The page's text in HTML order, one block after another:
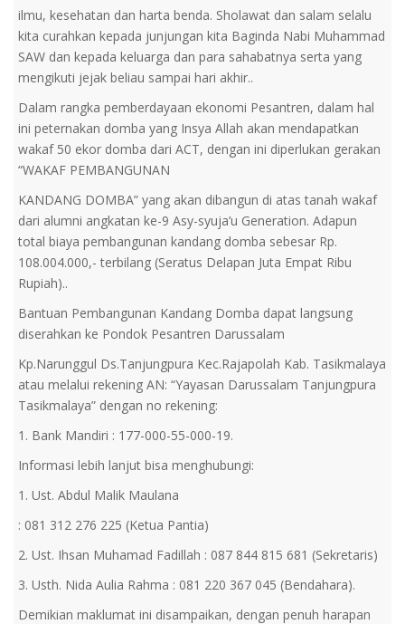
ilmu, kesehatan dan harta benda. Sholawat dan salam selalu
kita curahkan kepada junjungan kita Baginda Nabi Muhammad
SAW dan kepada keluarga dan para sahabatnya serta yang
mengikuti jejak beliau sampai hari akhir..
Dalam rangka pemberdayaan ekonomi Pesantren, dalam hal
ini peternakan domba yang Insya Allah akan mendapatkan
wakaf 50 ekor domba dari ACT, dengan ini diperlukan gerakan
“WAKAF PEMBANGUNAN
KANDANG DOMBA” yang akan dibangun di atas tanah wakaf
dari alumni angkatan ke-9 Asy-syuja’u Generation. Adapun
total biaya pembangunan kandang domba sebesar Rp.
108.004.000,- terbilang (Seratus Delapan Juta Empat Ribu
Rupiah)..
Bantuan Pembangunan Kandang Domba dapat langsung
diserahkan ke Pondok Pesantren Darussalam
Kp.Narunggul Ds.Tanjungpura Kec.Rajapolah Kab. Tasikmalaya
atau melalui rekening AN: “Yayasan Darussalam Tanjungpura
Tasikmalaya” dengan no rekening:
1. Bank Mandiri : 177-000-55-000-19.
Informasi lebih lanjut bisa menghubungi:
1. Ust. Abdul Malik Maulana
: 081 312 276 225 (Ketua Pantia)
2. Ust. Ihsan Muhamad Fadillah : 087 844 815 681 (Sekretaris)
3. Usth. Nida Aulia Rahma : 081 220 367 045 (Bendahara).
Demikian maklumat ini disampaikan, dengan penuh harapan